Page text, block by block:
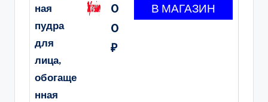
ная
пудра
для
лица,
обогаще
нная
0
0
₽